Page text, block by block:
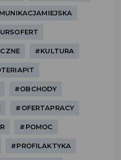
#KULTURA
#OBCHODY
#OFERTAPRACY
#POMOC
#PROFILAKTYKA